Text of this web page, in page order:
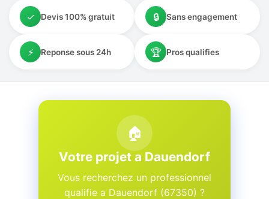
✓ Devis 100% gratuit 🔒 Sans engagement
⚡ Reponse sous 24h 🏆 Pros qualifies
🏠
Votre projet a Dauendorf
Vous recherchez un professionnel
qualifie a Dauendorf (67350) ?